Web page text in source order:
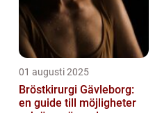
01 augusti 2025
Bröstkirurgi Gävleborg:
en guide till möjligheter